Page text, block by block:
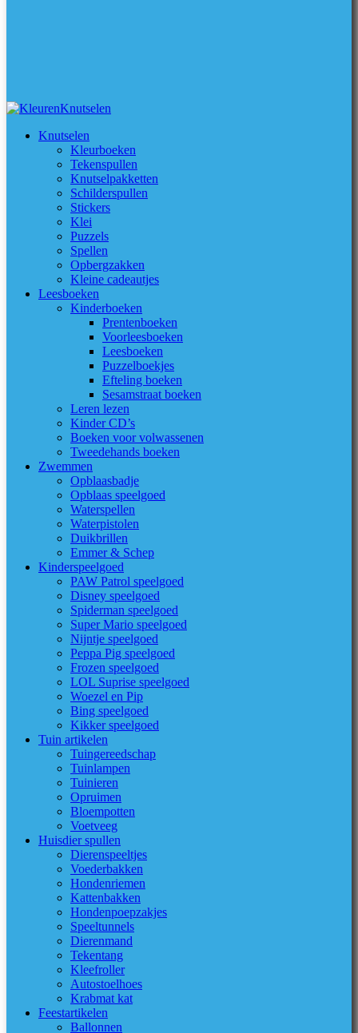
Knutselen
Kleurboeken
Tekenspullen
Knutselpakketten
Schilderspullen
Stickers
Klei
Puzzels
Spellen
Opbergzakken
Kleine cadeautjes
Leesboeken
Kinderboeken
Prentenboeken
Voorleesboeken
Leesboeken
Puzzelboekjes
Efteling boeken
Sesamstraat boeken
Leren lezen
Kinder CD’s
Boeken voor volwassenen
Tweedehands boeken
Zwemmen
Opblaasbadje
Opblaas speelgoed
Waterspellen
Waterpistolen
Duikbrillen
Emmer & Schep
Kinderspeelgoed
PAW Patrol speelgoed
Disney speelgoed
Spiderman speelgoed
Super Mario speelgoed
Nijntje speelgoed
Peppa Pig speelgoed
Frozen speelgoed
LOL Suprise speelgoed
Woezel en Pip
Bing speelgoed
Kikker speelgoed
Tuin artikelen
Tuingereedschap
Tuinlampen
Tuinieren
Opruimen
Bloempotten
Voetveeg
Huisdier spullen
Dierenspeeltjes
Voederbakken
Hondenriemen
Kattenbakken
Hondenpoepzakjes
Speeltunnels
Dierenmand
Tekentang
Kleefroller
Autostoelhoes
Krabmat kat
Feestartikelen
Ballonnen